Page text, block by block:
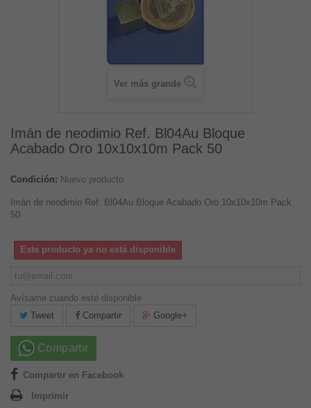
Ver más grande
Imán de neodimio Ref. Bl04Au Bloque
Acabado Oro 10x10x10m Pack 50
Condición: Nuevo producto
Imán de neodimio Ref. Bl04Au Bloque Acabado Oro 10x10x10m Pack
50
Este producto ya no está disponible
Avísame cuando esté disponible
Tweet
Compartir Google+
Compartir
Compartir en Facebook
Imprimir